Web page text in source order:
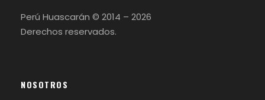
Perú Huascarán © 2014 – 2026
Derechos reservados.
NOSOTROS